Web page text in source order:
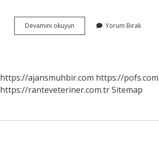
Devamını okuyun Boşalan
Akü
Yorum Bırak
https://ajansmuhbir.com https://
https://ranteveteriner.com.trSitemap